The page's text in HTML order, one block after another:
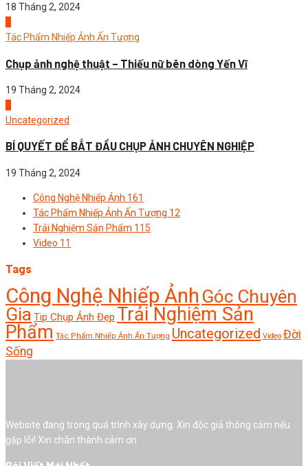
18 Tháng 2, 2024
Tác Phẩm Nhiếp Ảnh Ấn Tượng
Chụp ảnh nghệ thuật – Thiếu nữ bên dòng Yến Vĩ
19 Tháng 2, 2024
Uncategorized
BÍ QUYẾT ĐỂ BẮT ĐẦU CHỤP ẢNH CHUYÊN NGHIỆP
19 Tháng 2, 2024
Công Nghệ Nhiếp Ảnh 161
Tác Phẩm Nhiếp Ảnh Ấn Tượng 12
Trải Nghiệm Sản Phẩm 115
Video 11
Tags
Công Nghệ Nhiếp Ảnh Góc Chuyên
Gia Tip Chụp Ảnh Đẹp Trải Nghiệm Sản
Phẩm Tác Phẩm Nhiếp Ảnh Ấn Tượng Uncategorized Video Đời
Sống
Website đang trong quá trình xây dựng. Xin độc giả thông cảm nếu
gặp lỗi! Xin chân thành cảm ơn